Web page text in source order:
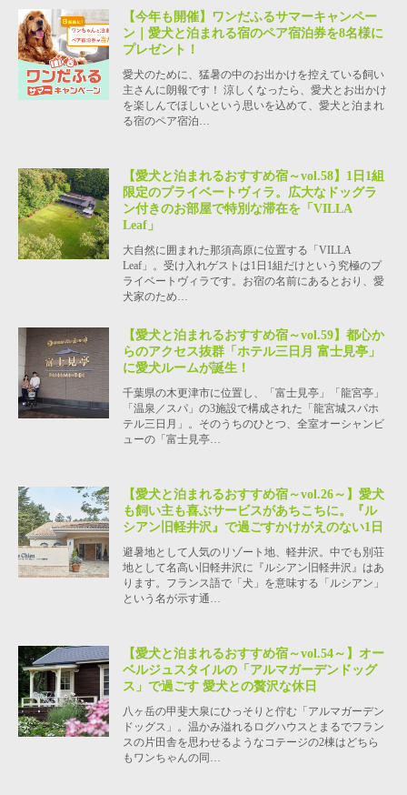
【今年も開催】ワンだふるサマーキャンペー
ン｜愛犬と泊まれる宿のペア宿泊券を8名様に
プレゼント！
愛犬のために、猛暑の中のお出かけを控えている飼い
主さんに朗報です！ 涼しくなったら、愛犬とお出かけ
を楽しんでほしいという思いを込めて、愛犬と泊まれ
る宿のペア宿泊…
【愛犬と泊まれるおすすめ宿～vol.58】1日1組
限定のプライベートヴィラ。広大なドッグラ
ン付きのお部屋で特別な滞在を「VILLA
Leaf」
大自然に囲まれた那須高原に位置する「VILLA
Leaf」。受け入れゲストは1日1組だけという究極のプ
ライベートヴィラです。お宿の名前にあるとおり、愛
犬家のため…
【愛犬と泊まれるおすすめ宿～vol.59】都心か
らのアクセス抜群「ホテル三日月 富士見亭」
に愛犬ルームが誕生！
千葉県の木更津市に位置し、「富士見亭」「龍宮亭」
「温泉／スパ」の3施設で構成された「龍宮城スパホ
テル三日月」。そのうちのひとつ、全室オーシャンビ
ューの「富士見亭…
【愛犬と泊まれるおすすめ宿～vol.26～】愛犬
も飼い主も喜ぶサービスがあちこちに。『ル
シアン旧軽井沢』で過ごすかけがえのない1日
避暑地として人気のリゾート地、軽井沢。中でも別荘
地として名高い旧軽井沢に『ルシアン旧軽井沢』はあ
ります。フランス語で「犬」を意味する「ルシアン」
という名が示す通…
【愛犬と泊まれるおすすめ宿～vol.54～】オー
ベルジュスタイルの「アルマガーデンドッグ
ス」で過ごす 愛犬との贅沢な休日
八ヶ岳の甲斐大泉にひっそりと佇む「アルマガーデン
ドッグス」。温かみ溢れるログハウスとまるでフラン
スの片田舎を思わせるようなコテージの2棟はどちら
もワンちゃんの同…